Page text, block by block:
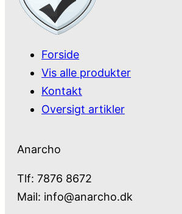
Forside
Vis alle produkter
Kontakt
Oversigt artikler
Anarcho
Tlf: 7876 8672
Mail: info@anarcho.dk